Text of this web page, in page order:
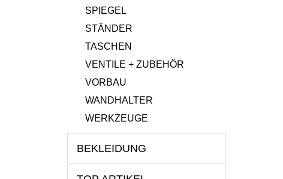
SPIEGEL
STÄNDER
TASCHEN
VENTILE + ZUBEHÖR
VORBAU
WANDHALTER
WERKZEUGE
BEKLEIDUNG